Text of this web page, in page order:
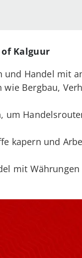
Kalguur
und Handel mit
Bergbau,
um
kapern und
mit